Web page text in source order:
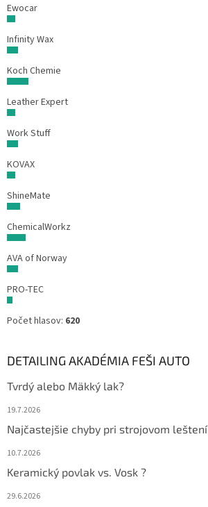
Ewocar
Infinity Wax
Koch Chemie
Leather Expert
Work Stuff
KOVAX
ShineMate
ChemicalWorkz
AVA of Norway
PRO-TEC
Počet hlasov: 620
DETAILING AKADÉMIA FEŠI AUTO
Tvrdý alebo Mäkký lak?
19.7.2026
Najčastejšie chyby pri strojovom leštení
10.7.2026
Keramický povlak vs. Vosk ?
29.6.2026